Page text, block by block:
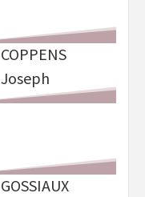
COPPENS
Joseph
GOSSIAUX